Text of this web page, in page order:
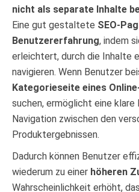
nicht als separate Inhalte
Eine gut gestaltete SEO-
Benutzererfahrung, indem
erleichtert, durch die Inhalte
navigieren. Wenn Benutzer
Kategorieseite eines
suchen, ermöglicht eine klare
Navigation zwischen den
Produktergebnissen.
Dadurch können Benutzer
wiederum zu einer höheren
Wahrscheinlichkeit erhöht,